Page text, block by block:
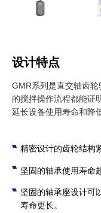
设计特点
GMR系列是直交轴齿
的搅拌操作流程都能证
延长设备使用寿命和降
精密设计的齿轮结构
坚固的轴承使用寿命
坚固的轴承座设计可
寿命更长。